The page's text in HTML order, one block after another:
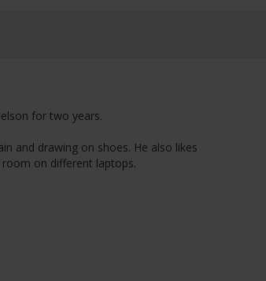
for two years.
and drawing on shoes. He also likes
room on different laptops.